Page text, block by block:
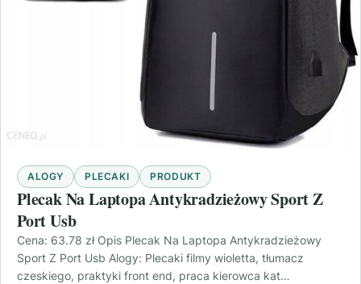
ALOGY PLECAKI PRODUKT
Plecak Na Laptopa Antykradzieżowy Sport Z
Port Usb
Cena: 63.78 zł Opis Plecak Na Laptopa Antykradzieżowy
Sport Z Port Usb Alogy: Plecaki filmy wioletta, tłumacz
czeskiego, praktyki front end, praca kierowca kat…